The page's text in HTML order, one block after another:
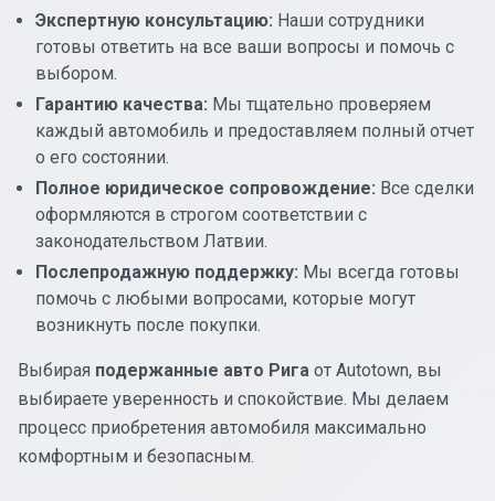
Экспертную консультацию: Наши сотрудники
готовы ответить на все ваши вопросы и помочь с
выбором.
Гарантию качества: Мы тщательно проверяем
каждый автомобиль и предоставляем полный отчет
о его состоянии.
Полное юридическое сопровождение: Все сделки
оформляются в строгом соответствии с
законодательством Латвии.
Послепродажную поддержку: Мы всегда готовы
помочь с любыми вопросами, которые могут
возникнуть после покупки.
Выбирая подержанные авто Рига от Autotown, вы
выбираете уверенность и спокойствие. Мы делаем
процесс приобретения автомобиля максимально
комфортным и безопасным.